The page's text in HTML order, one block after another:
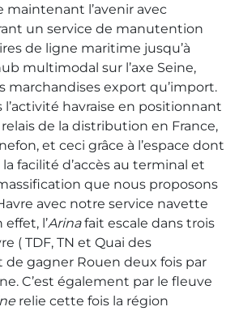
maintenant l’avenir avec
un service de manutention
de ligne maritime jusqu’à
multimodal sur l’axe Seine,
marchandises export qu’import.
l’activité havraise en positionnant
de la distribution en France,
et ceci grâce à l’espace dont
facilité d’accès au terminal et
que nous proposons
avec notre service navette
l’Arinafait escale dans trois
( TDF, TN et Quai des
de gagner Rouen deux fois par
C’est également par le fleuve
relie cette fois la région